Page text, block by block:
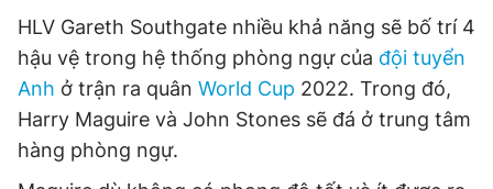
0906 645 777
Liên hệ quảng cáo
0908 780 404
Đặt báo Quảng cáo RSS Tòa soạn Chính sách bảo
Tổng biên tập: Nguyễn Ngọc Toàn
Phó tổng biên tập thường trực: Hải Thành
HLV Gareth Southgate nhiều khả năng sẽ bố trí 4
hậu vệ trong hệ thống phòng ngự của đội tuyển
Anh ở trận ra quân World Cup 2022. Trong đó,
Harry Maguire và John Stones sẽ đá ở trung tâm
hàng phòng ngự.